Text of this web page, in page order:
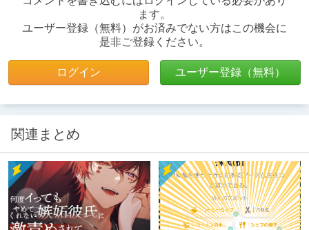
ます。
ユーザー登録（無料）がお済みでない方はこの機会に
是非ご登録ください。
ログイン ユーザー登録（無料）
関連まとめ